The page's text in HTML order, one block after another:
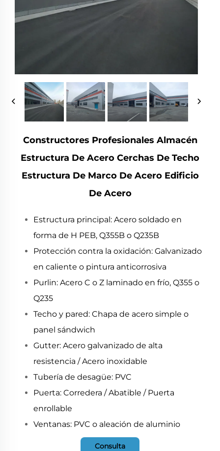
Constructores Profesionales Almacén
Estructura De Acero Cerchas De Techo
Estructura De Marco De Acero Edificio
De Acero
Estructura principal: Acero soldado en
forma de H PEB, Q355B o Q235B
Protección contra la oxidación: Galvanizado
en caliente o pintura anticorrosiva
Purlin: Acero C o Z laminado en frío, Q355 o
Q235
Techo y pared: Chapa de acero simple o
panel sándwich
Gutter: Acero galvanizado de alta
resistencia / Acero inoxidable
Tubería de desagüe: PVC
Puerta: Corredera / Abatible / Puerta
enrollable
Ventanas: PVC o aleación de aluminio
Consulta